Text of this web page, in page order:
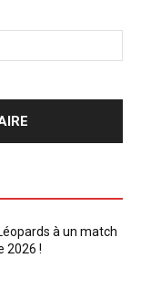
à un match
2026 !